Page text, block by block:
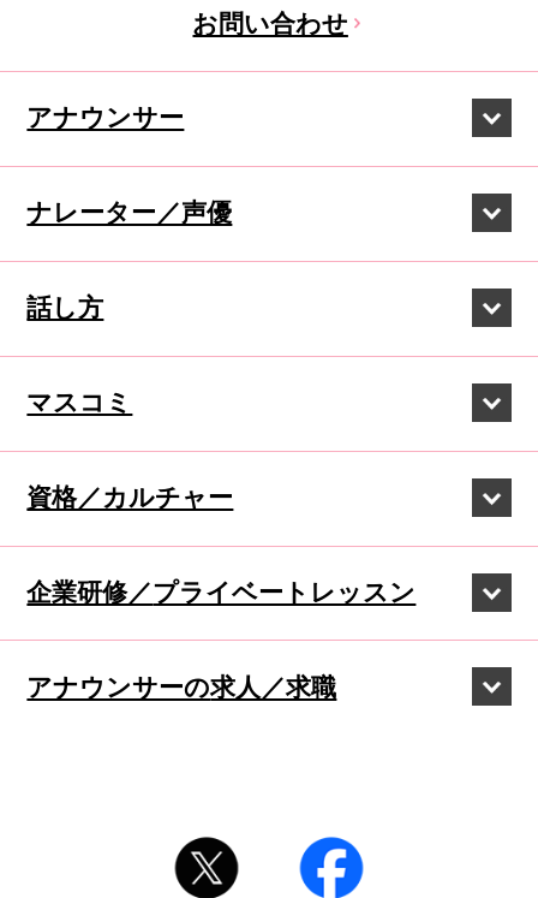
お問い合わせ
アナウンサー
ナレーター／声優
話し方
マスコミ
資格／カルチャー
企業研修／プライベートレッスン
アナウンサーの求人／求職